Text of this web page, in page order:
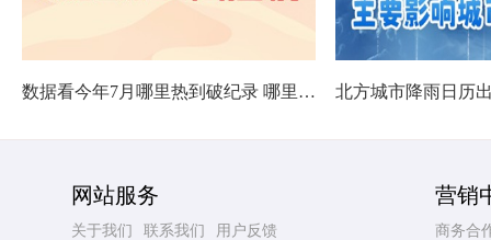
数据看今年7月哪里热到破纪录 哪里暑热连轴转
网站服务
关于我们 联系我们
用户反馈
营销
商务合